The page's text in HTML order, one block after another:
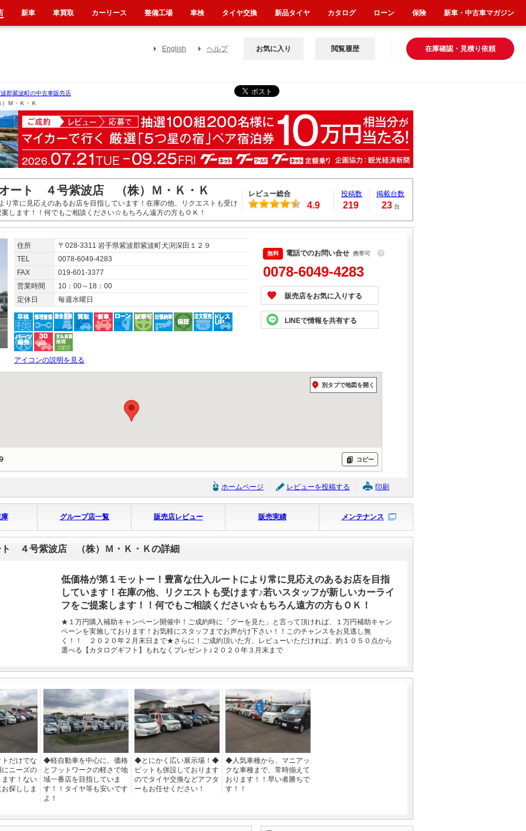
English ヘルプ 在庫確認・見積り依頼
お気に入り 閲覧履歴
郡紫波町の中古車販売店
Ｍ・Ｋ・Ｋ
ート ４号紫波店 （株）Ｍ・Ｋ・Ｋ
り常に見応えのあるお店を目指しています！在庫の他、リクエストも受け
します！！何でもご相談ください☆もちろん遠方の方もＯＫ！
レビュー総合
4.9
投稿数
219
掲載台数
23 台
住所
〒028-3311 岩手県紫波郡紫波町犬渕深田１２９
TEL
0078-6049-4283
FAX
019-601-3377
営業時間
10：00～18：00
定休日
毎週水曜日
アイコンの説明を見る
電話でのお問い合せ 携帯可 ？
0078-6049-4283
販売店をお気に入りする
LINEで情報を共有する
別タブで地図を開く
コピー
ホームページ レビューを投稿する 印刷
グループ店一覧 販売店レビュー 販売実績 メンテナンス
４号紫波店 （株）Ｍ・Ｋ・Ｋの詳細
低価格が第１モットー！豊富な仕入ルートにより常に見応えのあるお店を目指
しています！在庫の他、リクエストも受けます♪若いスタッフが新しいカーライ
フをご提案します！！何でもご相談ください☆もちろん遠方の方もＯＫ！
★１万円購入補助キャンペーン開催中！ご成約時に「グーを見た」と言って頂ければ、１万円補助キャン
ペーンを実施しております！お気軽にスタッフまでお声がけ下さい！！このチャンスをお見逃し無
く！！ ２０２０年２月末日まで★さらに！ご成約頂いた方、レビューいただければ、約１０５０点から
選べる【カタログギフト】もれなくプレゼント♪２０２０年３月末まで
だけでな
ニーズの
す！ない
探ししま
◆軽自動車を中心に、価格
とフットワークの軽さで地
域一番店を目指していま
す！！タイヤ等も安いです
よ！
◆とにかく広い展示場！◆
ピットも併設しております
のでタイヤ交換などアフタ
ーもお任せください！
◆人気車種から、マニアッ
クな車種まで、常時揃えて
おります！！早い者勝ちで
す！！
新車 車買取 カーリース 整備工場 車検 タイヤ交換 新品タイヤ カタログ ローン 保険 新車・中古車マガジン